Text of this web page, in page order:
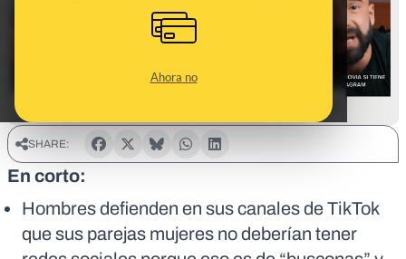
Ahora no
SHARE:
En corto:
Hombres defienden en sus canales de TikTok
que sus parejas mujeres no deberían tener